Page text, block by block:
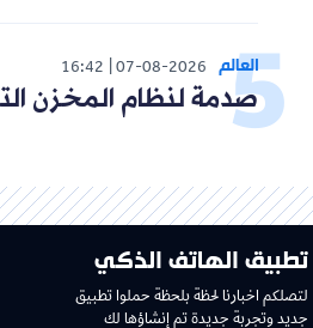
العالم 07-08-2026
16:42
صدمة لنظام المخزن
تطبيق الهاتف الذكي
لتصلكم اخبارنا لحظة بلحظة حملوا تطبيق
جديد وتجربة جديدة تم إنشاؤها لك